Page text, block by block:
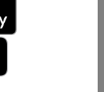
bằng cách tạo
lưới fibrin và
mạng lưới sợi
cho nó chảy ra